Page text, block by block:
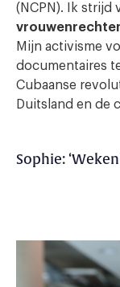
(NCPN). Ik strijd
Mijn activisme
documentaires
Cubaanse
Duitsland en de
Sophie: